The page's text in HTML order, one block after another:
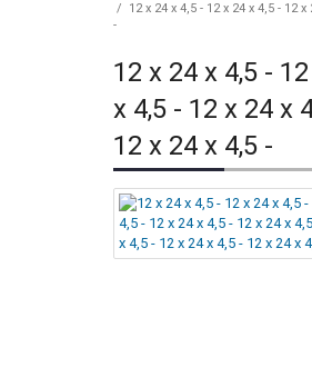
12 x 24 x 4,5 - 12 x 24 x 4,5 - 12
-
12 x 24 x 4,5 -
x 4,5 - 12 x 24 x
12 x 24 x 4,5 -